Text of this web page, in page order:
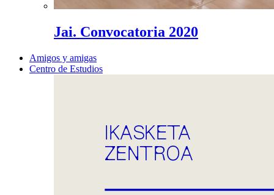
Jai. Convocatoria 2020
Amigos y amigas
Centro de Estudios